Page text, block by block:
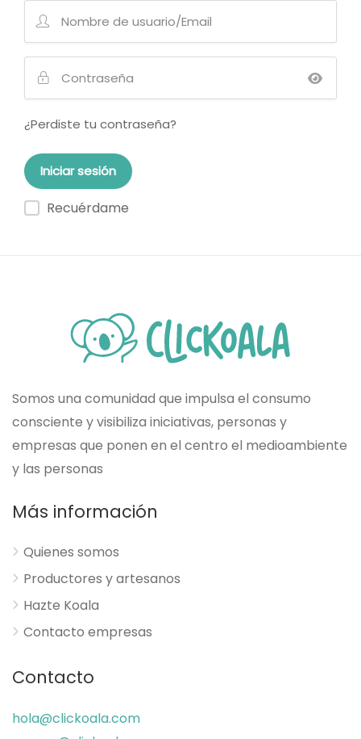
¿Perdiste tu contraseña?
Recuérdame
Somos una comunidad que impulsa el consumo
consciente y visibiliza iniciativas, personas y
empresas que ponen en el centro el medioambiente
y las personas
Más información
Quienes somos
Productores y artesanos
Hazte Koala
Contacto empresas
Contacto
hola@clickoala.com